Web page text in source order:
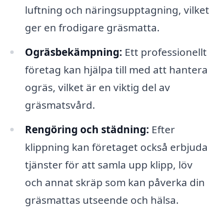
luftning och näringsupptagning, vilket
ger en frodigare gräsmatta.
Ogräsbekämpning: Ett professionellt
företag kan hjälpa till med att hantera
ogräs, vilket är en viktig del av
gräsmatsvård.
Rengöring och städning: Efter
klippning kan företaget också erbjuda
tjänster för att samla upp klipp, löv
och annat skräp som kan påverka din
gräsmattas utseende och hälsa.